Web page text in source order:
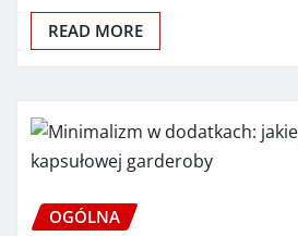
READ MORE
OGÓLNA